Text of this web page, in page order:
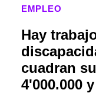
EMPLEO
Hay
cuadran
4'000.000